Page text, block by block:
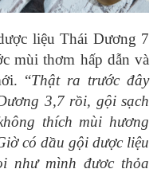
liệu Thái Dương 7
mùi thơm hấp dẫn và
“Thật ra trước đây
3,7 rồi, gội sạch
thích mùi hương
có dầu gội dược liệu
như mình được thỏa